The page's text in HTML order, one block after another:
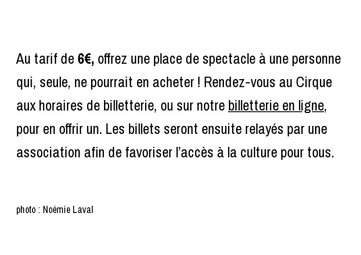
Au tarif de 6€, offrez une place de spectacle à une personne
qui, seule, ne pourrait en acheter ! Rendez-vous au Cirque
aux horaires de billetterie, ou sur notre billetterie en ligne,
pour en offrir un. Les billets seront ensuite relayés par une
association afin de favoriser l’accès à la culture pour tous.
photo : Noémie Laval